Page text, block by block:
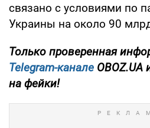
связано с условиями по
Украины на около 90
Только проверенная
Telegram-канале OBOZ.UA
на фейки!